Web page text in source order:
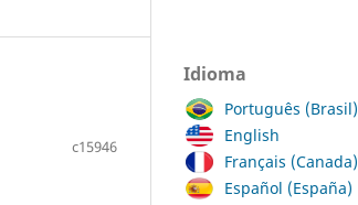
c15946
Idioma
Português (Brasil)
English
Français (Canada)
Español (España)